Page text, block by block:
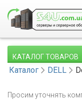
КАТАЛОГ ТОВАРОВ
Каталог DELL
Просим уточнять